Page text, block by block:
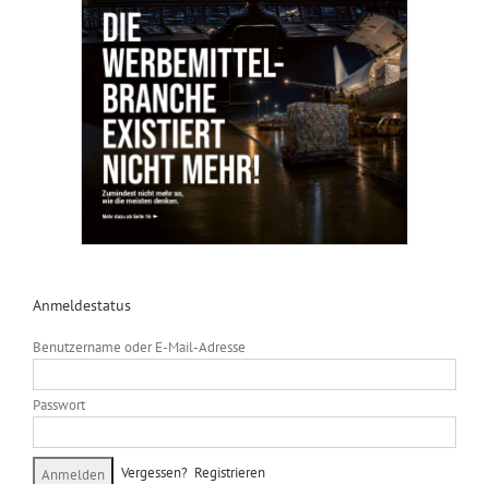
Anmeldestatus
Benutzername oder E-Mail-Adresse
Passwort
Vergessen? Registrieren